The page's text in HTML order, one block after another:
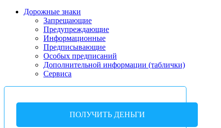
Дорожные знаки
Запрещающие
Предупреждающие
Информационные
Предписывающие
Особых предписаний
Дополнительной информации (таблички)
Сервиса
ПОЛУЧИТЬ ДЕНЬГИ